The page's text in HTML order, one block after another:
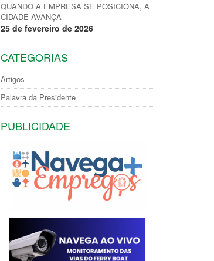
QUANDO A EMPRESA SE POSICIONA, A
CIDADE AVANÇA
25 de fevereiro de 2026
CATEGORIAS
Artigos
Palavra da Presidente
PUBLICIDADE